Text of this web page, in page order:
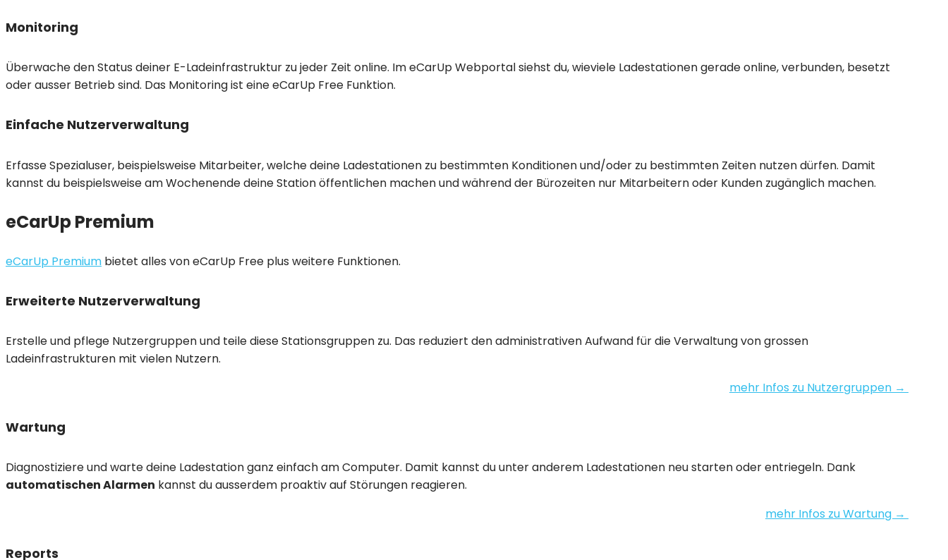
Monitoring
Überwache den Status deiner E-Ladeinfrastruktur zu jeder Zeit online. Im eCarUp Webportal siehst du, wieviele Ladestationen gerade online, verbunden, besetzt
oder ausser Betrieb sind. Das Monitoring ist eine eCarUp Free Funktion.
Einfache Nutzerverwaltung
Erfasse Spezialuser, beispielsweise Mitarbeiter, welche deine Ladestationen zu bestimmten Konditionen und/oder zu bestimmten Zeiten nutzen dürfen. Damit
kannst du beispielsweise am Wochenende deine Station öffentlichen machen und während der Bürozeiten nur Mitarbeitern oder Kunden zugänglich machen.
eCarUp Premium
eCarUp Premium bietet alles von eCarUp Free plus weitere Funktionen.
Erweiterte Nutzerverwaltung
Erstelle und pflege Nutzergruppen und teile diese Stationsgruppen zu. Das reduziert den administrativen Aufwand für die Verwaltung von grossen
Ladeinfrastrukturen mit vielen Nutzern.
mehr Infos zu Nutzergruppen →
Wartung
Diagnostiziere und warte deine Ladestation ganz einfach am Computer. Damit kannst du unter anderem Ladestationen neu starten oder entriegeln. Dank
automatischen Alarmen kannst du ausserdem proaktiv auf Störungen reagieren.
mehr Infos zu Wartung →
Reports